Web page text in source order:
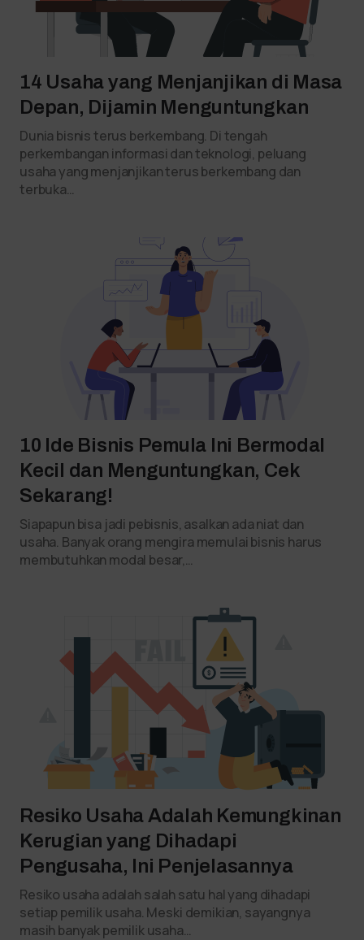
14 Usaha yang Menjanjikan di Masa
Depan, Dijamin Menguntungkan
Dunia bisnis terus berkembang. Di tengah
perkembangan informasi dan teknologi, peluang
usaha yang menjanjikan terus berkembang dan
terbuka…
10 Ide Bisnis Pemula Ini Bermodal
Kecil dan Menguntungkan, Cek
Sekarang!
Siapapun bisa jadi pebisnis, asalkan ada niat dan
usaha. Banyak orang mengira memulai bisnis harus
membutuhkan modal besar,…
Resiko Usaha Adalah Kemungkinan
Kerugian yang Dihadapi
Pengusaha, Ini Penjelasannya
Resiko usaha adalah salah satu hal yang dihadapi
setiap pemilik usaha. Meski demikian, sayangnya
masih banyak pemilik usaha…